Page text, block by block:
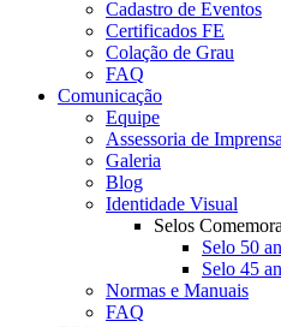
Cadastro de Eventos
Certificados FE
Colação de Grau
FAQ
Comunicação
Equipe
Assessoria de Imprensa
Galeria
Blog
Identidade Visual
Selos
Selo 50
Selo 45
Normas e Manuais
FAQ